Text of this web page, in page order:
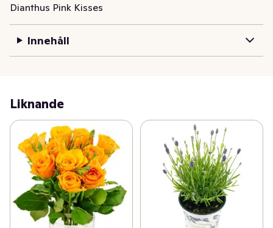
Dianthus Pink Kisses
Innehåll
Liknande